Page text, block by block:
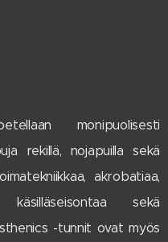
monipuolisesti
rekillä, nojapuilla sekä
akrobatiaa,
käsilläseisontaa sekä
-tunnit ovat myös